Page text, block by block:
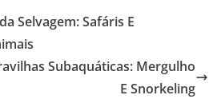
Selvagem: Safáris E
Subaquáticas: Mergulho
E Snorkeling